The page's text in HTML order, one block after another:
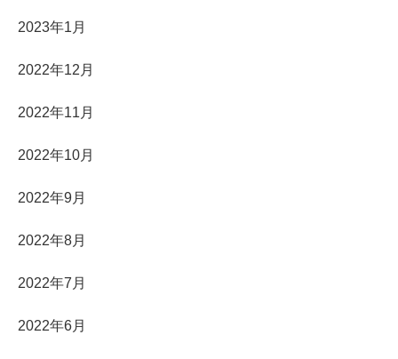
2023年1月
2022年12月
2022年11月
2022年10月
2022年9月
2022年8月
2022年7月
2022年6月